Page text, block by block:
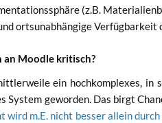
(z.B.
orts­un­ab­hän­gi­ge Ver­füg­bar­keit
an Mood­le kritisch?
ein hoch­kom­ple­xes, in
Sys­tem gewor­den. Das birgt
wird m.E. nicht bes­ser allein